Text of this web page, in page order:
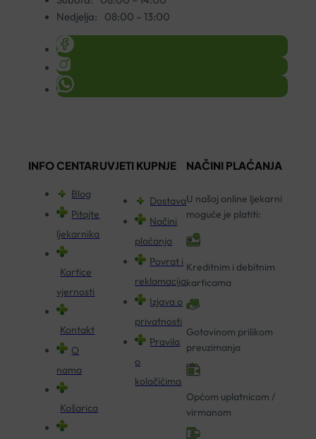
Nedjelja:
08:00 – 13:00
INFO CENTAR
Blog
Pitajte
ljekarnika
Kartice
vjernosti
Kontakt
O
nama
Košarica
UVJETI KUPNJE
Dostava
Načini
plaćanja
Povrat i
reklamacija
Izjava o
privatnosti
Pravila
o
kolačićima
NAČINI PLAĆANJA
U našoj online ljekarni
moguće je platiti:
Kreditnim i debitnim
karticama
Gotovinom prilikom
preuzimanja
Općom uplatnicom /
virmanom